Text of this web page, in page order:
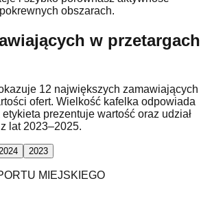
obszarach.
w przetargach
12 największych zamawiających
ofert. Wielkość kafelka odpowiada
prezentuje wartość oraz udział
lat 2023–2025.
2024 2023
MIEJSKIEGO